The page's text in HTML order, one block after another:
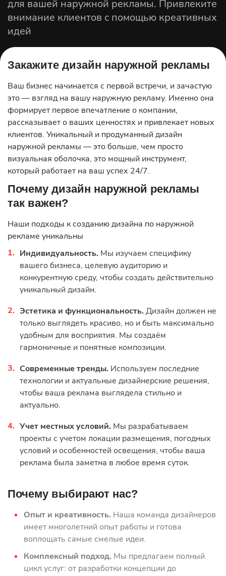
Стритлайны
Рекламные щиты
Пилоны
Стелы
По назначению
Для магазина
Для кафе
Для салона красоты
Для клиники
Для банков
Для гостиницы
Акрилайт
Рекламные планшеты
Светодиодные уличные экраны
для вашей наружной рекламы. Привлеките
внимание клиентов с помощью креативных
идей
Закажите дизайн наружной рекламы
Ваш бизнес начинается с первой встречи, и зачастую
это — взгляд на вашу наружную рекламу. Именно она
формирует первое впечатление о компании,
рассказывает о ваших ценностях и привлекает новых
клиентов. Уникальный и продуманный дизайн
наружной рекламы — это больше, чем просто
визуальная оболочка, это мощный инструмент,
который работает на ваш успех 24/7.
Почему дизайн наружной рекламы
так важен?
Наши подходы к созданию дизайна по наружной
рекламе уникальны
Индивидуальность. Мы изучаем специфику
вашего бизнеса, целевую аудиторию и
конкурентную среду, чтобы создать действительно
уникальный дизайн.
Эстетика и функциональность. Дизайн должен не
только выглядеть красиво, но и быть максимально
удобным для восприятия. Мы создаём
гармоничные и понятные композиции.
Современные тренды. Используем последние
технологии и актуальные дизайнерские решения,
чтобы ваша реклама выглядела стильно и
актуально.
Учет местных условий. Мы разрабатываем
проекты с учетом локации размещения, погодных
условий и особенностей освещения, чтобы ваша
реклама была заметна в любое время суток.
Почему выбирают нас?
Опыт и креативность. Наша команда дизайнеров
имеет многолетний опыт работы и готова
воплощать самые смелые идеи.
Комплексный подход. Мы предлагаем полный
цикл услуг: от разработки концепции до